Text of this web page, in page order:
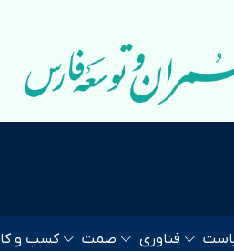
فناوری صمت کسب و